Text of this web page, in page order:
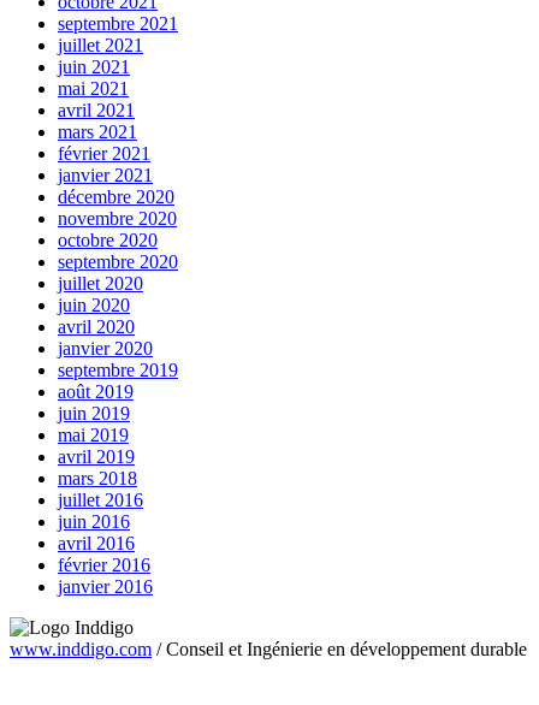
septembre 2021
juillet 2021
juin 2021
mai 2021
avril 2021
mars 2021
février 2021
janvier 2021
décembre 2020
novembre 2020
octobre 2020
septembre 2020
juillet 2020
juin 2020
avril 2020
janvier 2020
septembre 2019
août 2019
juin 2019
mai 2019
avril 2019
mars 2018
juillet 2016
juin 2016
avril 2016
février 2016
janvier 2016
www.inddigo.com /Conseil et Ingénierie en développement durable